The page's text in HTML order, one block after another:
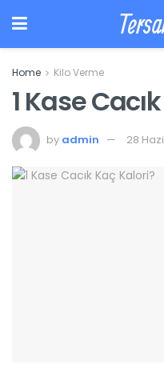
Home Kilo Verme
1 Kase
by admin 28